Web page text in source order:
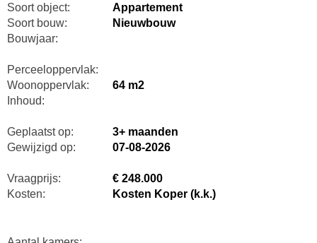
Soort object:
Appartement
Soort bouw:
Nieuwbouw
Bouwjaar:
Perceeloppervlak:
Woonoppervlak:
64 m2
Inhoud:
Geplaatst op:
3+ maanden
Gewijzigd op:
07-08-2026
Vraagprijs:
€ 248.000
Kosten:
Kosten Koper (k.k.)